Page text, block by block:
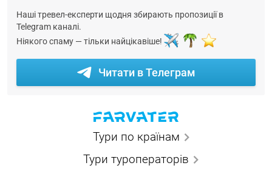
Наші тревел-експерти щодня збирають пропозиції в
Telegram каналі.
Ніякого спаму — тільки найцікавіше!
Читати в Телеграм
Тури по країнам
Тури туроператорів